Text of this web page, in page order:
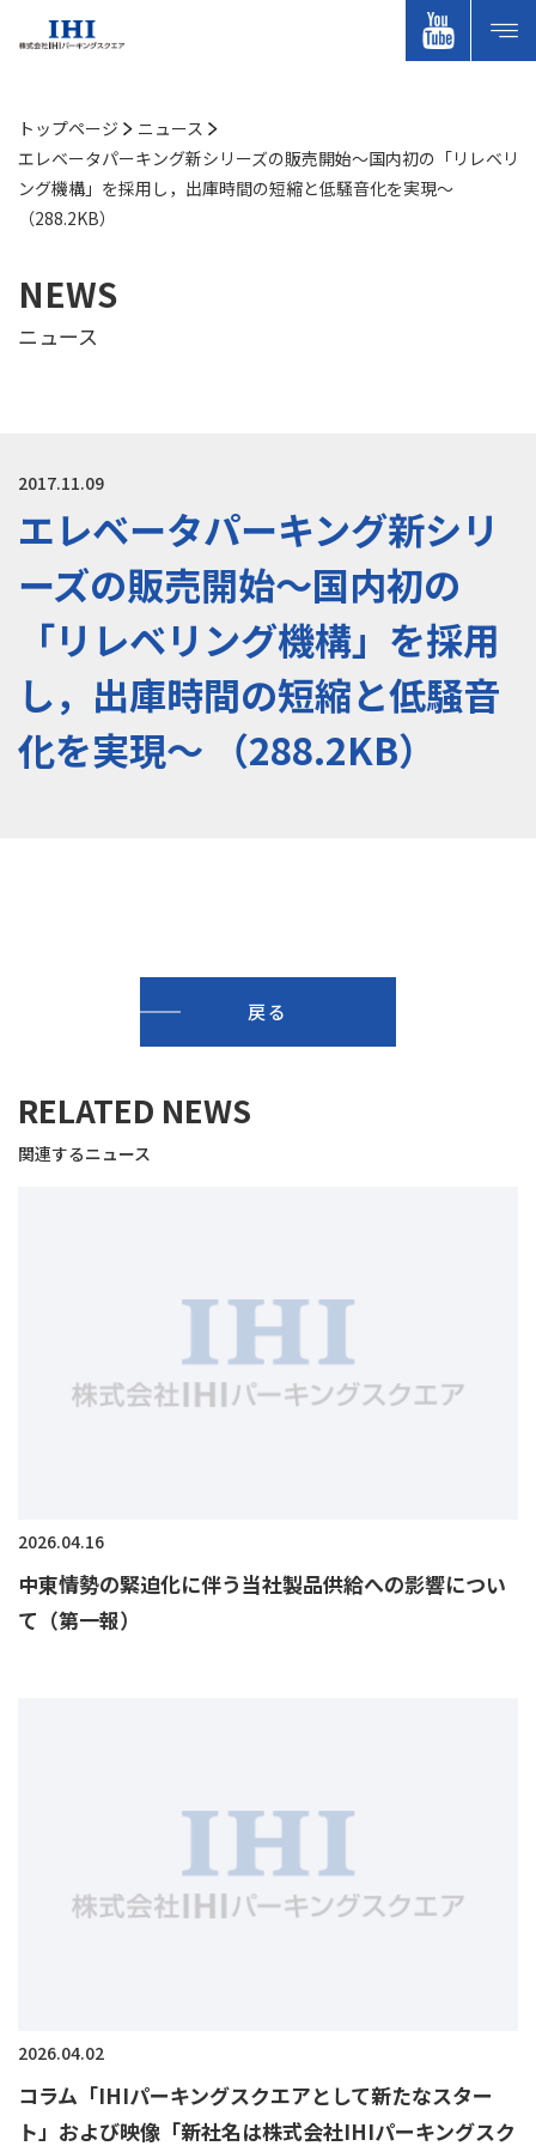
トップページ
ニュース
エレベータパーキング新シリーズの販売開始～国内初の「リレベリ
ング機構」を採用し，出庫時間の短縮と低騒音化を実現～
（288.2KB）
NEWS
ニュース
2017.11.09
エレベータパーキング新シリ
ーズの販売開始～国内初の
「リレベリング機構」を採用
し，出庫時間の短縮と低騒音
化を実現～ （288.2KB）
戻る
RELATED NEWS
関連するニュース
2026.04.16
中東情勢の緊迫化に伴う当社製品供給への影響につい
て（第一報）
2026.04.02
コラム「IHIパーキングスクエアとして新たなスター
ト」および映像「新社名は株式会社IHIパーキングスク